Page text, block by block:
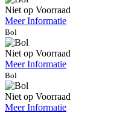
Niet op Voorraad
Meer Informatie
Bol
Niet op Voorraad
Meer Informatie
Bol
Niet op Voorraad
Meer Informatie